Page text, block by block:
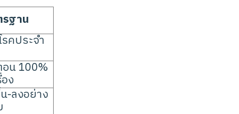
ฐาน
คประจำ
น 100%
ง
-ลงอย่าง